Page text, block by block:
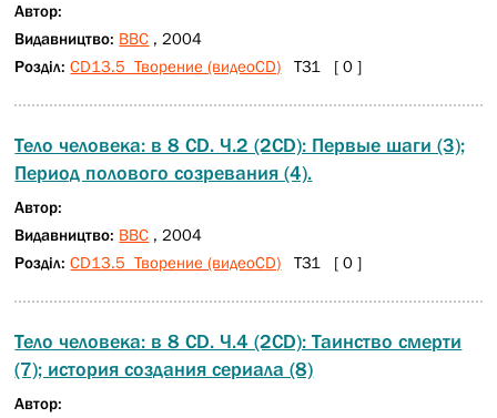
Автор:
Видавництво: BBC , 2004
Розділ: CD13.5 Творение (видеоCD) Т31 [ 0 ]
Тело человека: в 8 СD. Ч.2 (2CD): Первые шаги (3);
Период полового созревания (4).
Автор:
Видавництво: BBC , 2004
Розділ: CD13.5 Творение (видеоCD) Т31 [ 0 ]
Тело человека: в 8 СD. Ч.4 (2СD): Таинство смерти
(7); история создания сериала (8)
Автор: